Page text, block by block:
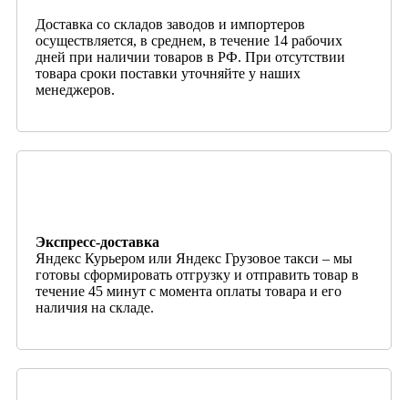
Доставка со складов заводов и импортеров
осуществляется, в среднем, в течение 14 рабочих
дней при наличии товаров в РФ. При отсутствии
товара сроки поставки уточняйте у наших
менеджеров.
Экспресс-доставка
Яндекс Курьером или Яндекс Грузовое такси – мы
готовы сформировать отгрузку и отправить товар в
течение 45 минут с момента оплаты товара и его
наличия на складе.